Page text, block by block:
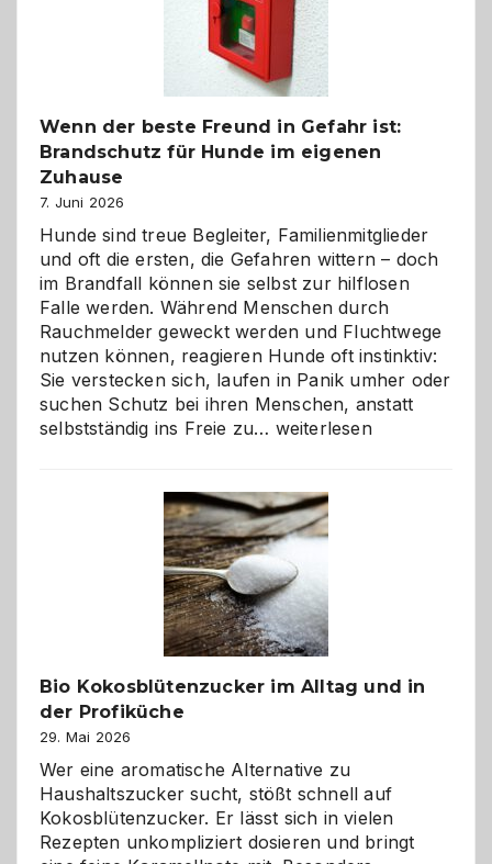
herzlich
gestalten
Wenn der beste Freund in Gefahr ist:
Brandschutz für Hunde im eigenen
Zuhause
7. Juni 2026
Hunde sind treue Begleiter, Familienmitglieder
und oft die ersten, die Gefahren wittern – doch
im Brandfall können sie selbst zur hilflosen
Falle werden. Während Menschen durch
Rauchmelder geweckt werden und Fluchtwege
nutzen können, reagieren Hunde oft instinktiv:
Sie verstecken sich, laufen in Panik umher oder
suchen Schutz bei ihren Menschen, anstatt
selbstständig ins Freie zu… Wenn
Freund
in
Gefahr
ist:
Brandschutz
für
Hunde
eigenen
weiterlesen
Bio Kokosblütenzucker im Alltag und in
der Profiküche
29. Mai 2026
Wer eine aromatische Alternative zu
Haushaltszucker sucht, stößt schnell auf
Kokosblütenzucker. Er lässt sich in vielen
Rezepten unkompliziert dosieren und bringt